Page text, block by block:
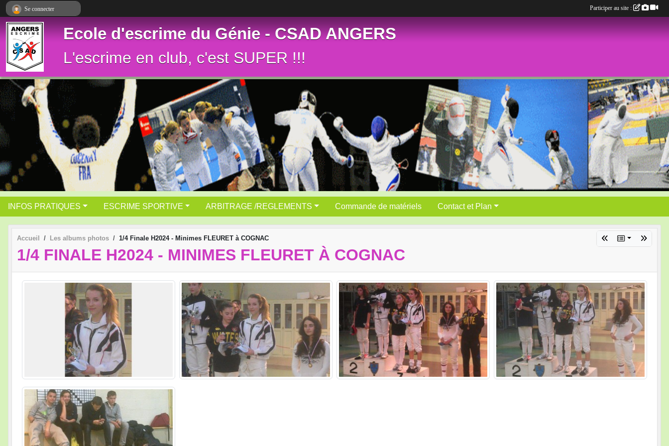
Ecole d'escrime du Génie - CSAD ANGERS
L'escrime en club, c'est SUPER !!!
INFOS PRATIQUES ESCRIME SPORTIVE ARBITRAGE /REGLEMENTS Commande de matériels Contact et Plan
Accueil Les albums photos 1/4 Finale H2024 - Minimes FLEURET à COGNAC
1/4 FINALE H2024 - MINIMES FLEURET À COGNAC
Se connecter Participer au site :
Panneau de gestion des cookies